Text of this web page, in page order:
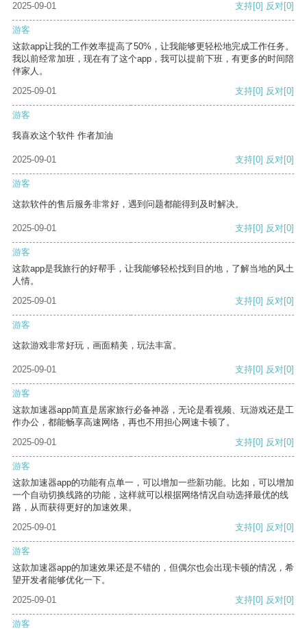
2025-09-01 支持[0] 反对[0]
游客
这款app让我的工作效率提高了50%，让我能够更轻松地完成工作任务。
我以前经常加班，现在有了这个app，我可以提前下班，有更多的时间陪
伴家人。
2025-09-01
支持[0] 反对[0]
游客
我喜欢这个软件 作者加油
2025-09-01 支持[0] 反对[0]
游客
这款软件的售后服务非常好，遇到问题都能得到及时解决。
2025-09-01 支持[0] 反对[0]
游客
这款app是我旅行的好帮手，让我能够轻松找到目的地，了解当地的风土
人情。
2025-09-01
支持[0] 反对[0]
游客
这款游戏非常好玩，画面精美，玩法丰富。
2025-09-01 支持[0] 反对[0]
游客
这款加速器app简直是居家旅行必备神器，无论是看视频、玩游戏还是工
作办公，都能畅享高速网络，再也不用担心网速卡顿了。
2025-09-01
支持[0] 反对[0]
游客
这款加速器app的功能有点单一，可以增加一些新功能。比如，可以增加
一个自动切换线路的功能，这样就可以根据网络情况自动选择最优的线
路，从而获得更好的加速效果。
2025-09-01
支持[0] 反对[0]
游客
这款加速器app的加速效果还是不错的，但偶尔也会出现卡顿的情况，希
望开发者能够优化一下。
2025-09-01
支持[0] 反对[0]
游客